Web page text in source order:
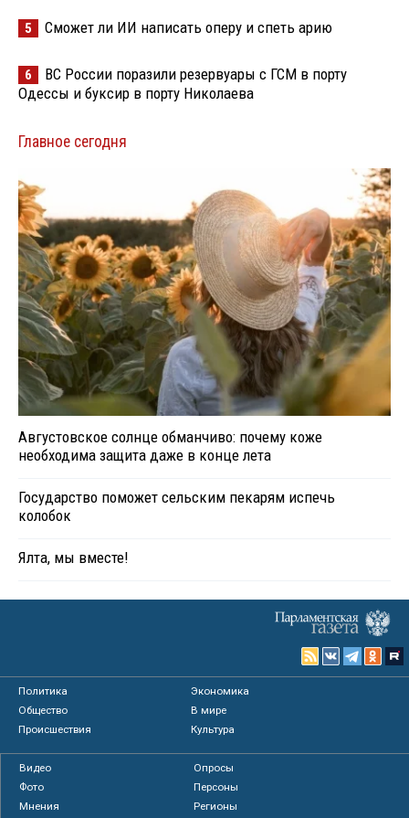
5 Сможет ли ИИ написать оперу и спеть арию
6
ВС России поразили резервуары с ГСМ в порту
Одессы и буксир в порту Николаева
Главное сегодня
Августовское солнце обманчиво: почему коже
необходима защита даже в конце лета
Государство поможет сельским пекарям испечь
колобок
Ялта, мы вместе!
Политика
Экономика
Общество
В мире
Происшествия
Культура
Видео
Опросы
Фото
Персоны
Мнения
Регионы